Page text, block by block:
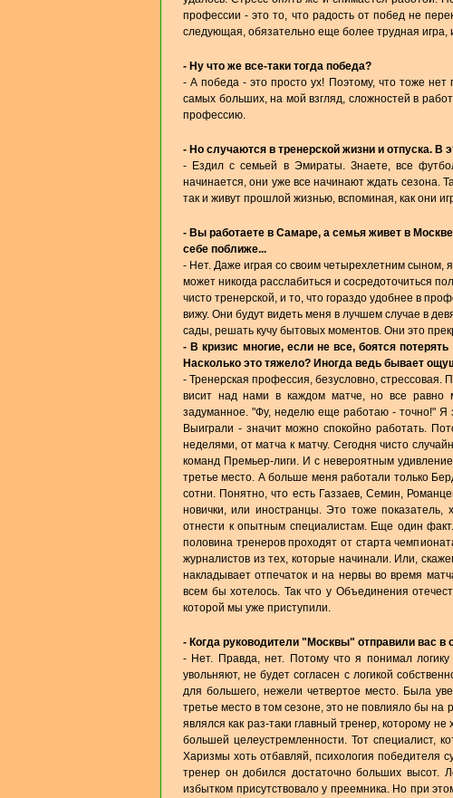
профессии - это то, что радость от побед не
следующая, обязательно еще более трудная
- Ну что же все-таки тогда победа?
- А победа - это просто ух! Поэтому, что тоже
самых больших, на мой взгляд, сложностей в
профессию.
- Но случаются в тренерской жизни и отпуска. В
- Ездил с семьей в Эмираты. Знаете, все
начинается, они уже все начинают ждать сезона.
так и живут прошлой жизнью, вспоминая, как они
- Вы работаете в Самаре, а семья живет в
себе поближе...
- Нет. Даже играя со своим четырехлетним сыном,
может никогда расслабиться и сосредоточиться
чисто тренерской, и то, что гораздо удобнее в
вижу. Они будут видеть меня в лучшем случае в
сады, решать кучу бытовых моментов. Они это
- В кризис многие, если не все, боятся
Насколько это тяжело? Иногда ведь бывает
- Тренерская профессия, безусловно, стрессовая.
висит над нами в каждом матче, но все равно
задуманное. "Фу, неделю еще работаю - точно!" Я
Выиграли - значит можно спокойно работать.
неделями, от матча к матчу. Сегодня чисто
команд Премьер-лиги. И с невероятным
третье место. А больше меня работали только
сотни. Понятно, что есть Газзаев, Семин,
новички, или иностранцы. Это тоже
отнести к опытным специалистам. Еще один
половина тренеров проходят от старта
журналистов из тех, которые начинали. Или,
накладывает отпечаток и на нервы во время
всем бы хотелось. Так что у Объединения
которой мы уже приступили.
- Когда руководители "Москвы" отправили вас в
- Нет. Правда, нет. Потому что я понимал
увольняют, не будет согласен с логикой
для большего, нежели четвертое место. Была
третье место в том сезоне, это не повлияло бы
являлся как раз-таки главный тренер, которому
большей целеустремленности. Тот специалист,
Харизмы хоть отбавляй, психология победителя
тренер он добился достаточно больших высот.
избытком присутствовало у преемника. Но при